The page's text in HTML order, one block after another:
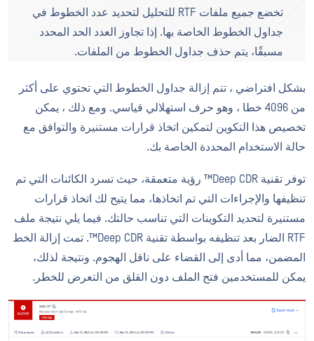
تخضع جميع ملفات RTF للتحليل لتحديد عدد الخطوط في
جداول الخطوط الخاصة بها. إذا تجاوز العدد الحد المحدد
مسبقًا، يتم حذف جداول الخطوط من الملفات.
بشكل افتراضي ، تتم إزالة جداول الخطوط التي تحتوي على أكثر
من 4096 خطا ، وهو حرف استهلالي قياسي. ومع ذلك ، يمكن
تخصيص هذا التكوين لتمكين اتخاذ قرارات مستنيرة والتوافق مع
حالة الاستخدام المحددة الخاصة بك.
توفر تقنية Deep CDR™ رؤية متعمقة، حيث تسرد الكائنات التي تم
تنظيفها والإجراءات التي تم اتخاذها، مما يتيح لك اتخاذ قرارات
مستنيرة لتحديد التكوينات التي تناسب حالتك. فيما يلي نتيجة ملف
RTF الضار بعد تنظيفه بواسطة تقنية Deep CDR™. تمت إزالة الخط
المضمن، مما أدى إلى القضاء على ناقل الهجوم. ونتيجة لذلك،
يمكن للمستخدمين فتح الملف دون القلق من التعرض للخطر.